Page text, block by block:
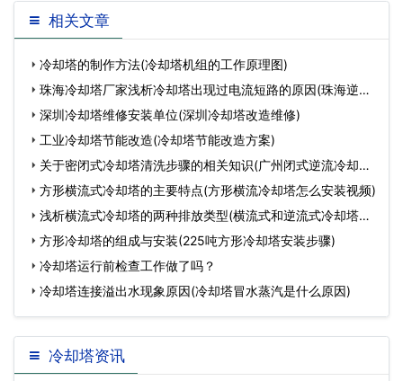
准备事项(冷却塔机组的工作
相关文章
冷却塔的制作方法(冷却塔机组的工作原理图)
珠海冷却塔厂家浅析冷却塔出现过电流短路的原因(珠海逆流
冷 深圳冷却塔维修安装单位(深圳冷却塔改造维修)
工业冷却塔节能改造(冷却塔节能改造方案)
关于密闭式冷却塔清洗步骤的相关知识(广州闭式逆流冷却塔
清 方形横流式冷却塔的主要特点(方形横流冷却塔怎么安装视频)
浅析横流式冷却塔的两种排放类型(横流式和逆流式冷却塔的
优 方形冷却塔的组成与安装(225吨方形冷却塔安装步骤)
冷却塔运行前检查工作做了吗？
冷却塔连接溢出水现象原因(冷却塔冒水蒸汽是什么原因)
冷却塔资讯